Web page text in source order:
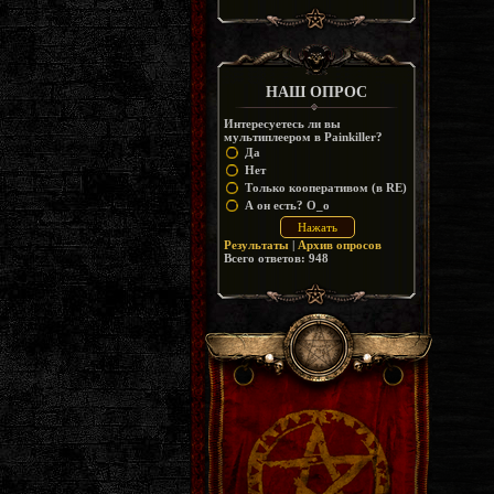
https://disk.yandex.ru/d/_zvZekuO5FTd3Q
НАШ ОПРОС
Интересуетесь ли вы
мультиплеером в Painkiller?
Да
Нет
Только кооперативом (в RE)
А он есть? O_o
Результаты | Архив опросов
Всего ответов: 948